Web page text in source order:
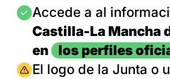
Imagen
Accede a al
Castilla-La Mancha
en
los perfiles
Imagen
El logo de la Junta o